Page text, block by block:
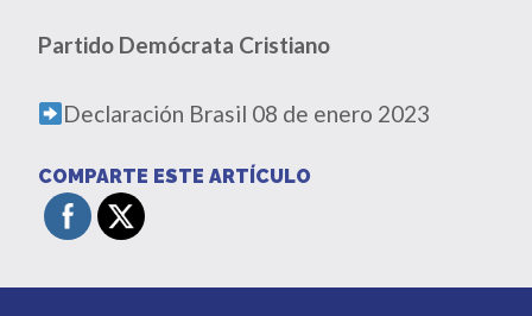
Partido Demócrata Cristiano
Declaración Brasil 08 de enero 2023
COMPARTE ESTE ARTÍCULO